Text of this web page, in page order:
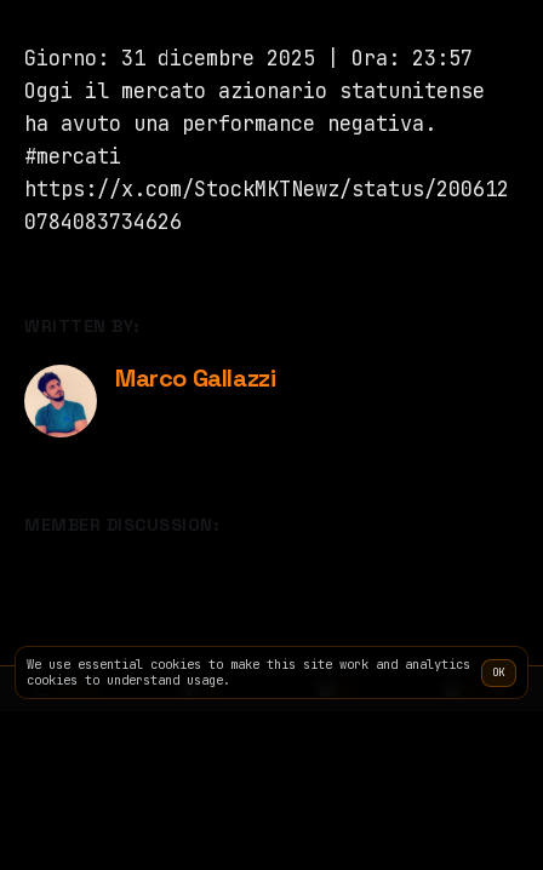
SITE PRICING
Giorno: 31 dicembre 2025 | Ora: 23:57
Oggi il mercato azionario statunitense
ha avuto una performance negativa.
#mercati
https://x.com/StockMKTNewz/status/200612
0784083734626
WRITTEN BY:
Marco Gallazzi
MEMBER DISCUSSION:
We use essential cookies to make this site work and analytics
cookies to understand usage.
OK